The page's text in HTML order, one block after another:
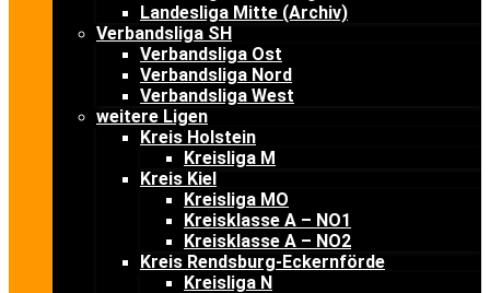
Landesliga Mitte (Archiv)
Verbandsliga SH
Verbandsliga Ost
Verbandsliga Nord
Verbandsliga West
weitere Ligen
Kreis Holstein
Kreisliga M
Kreis Kiel
Kreisliga MO
Kreisklasse A – NO1
Kreisklasse A – NO2
Kreis Rendsburg-Eckernförde
Kreisliga N